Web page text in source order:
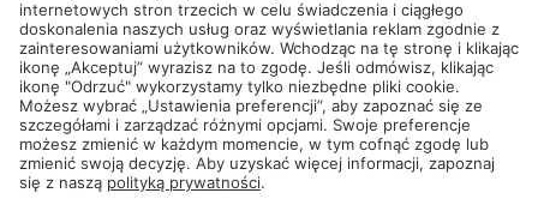
Kontakt
Newsletter
Ogólne warunki i dostawy
Wytyczne i zobowiązania